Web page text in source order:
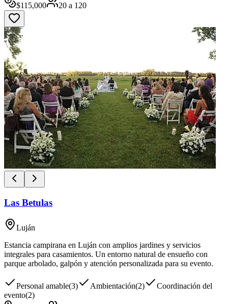
$115,000 20 a 120
Las Betulas
Luján
Estancia campirana en Luján con amplios jardines y servicios
integrales para casamientos. Un entorno natural de ensueño con
parque arbolado, galpón y atención personalizada para su evento.
Personal amable(3) Ambientación(2)
Coordinación del
evento(2)